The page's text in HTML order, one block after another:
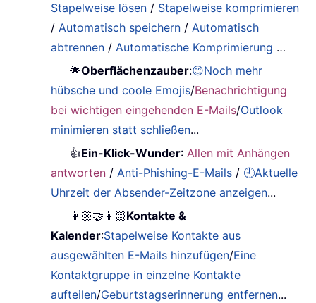
Stapelweise lösen / Stapelweise komprimieren
/Automatisch speichern /Automatisch
abtrennen /Automatische Komprimierung …
🌟Oberflächenzauber:😊Noch mehr
hübsche und coole Emojis/Benachrichtigung
bei wichtigen eingehenden E-Mails/Outlook
minimieren statt schließen...
👍Ein-Klick-Wunder:Allen mit Anhängen
antworten /Anti-Phishing-E-Mails / 🕘Aktuelle
Uhrzeit der Absender-Zeitzone anzeigen...
👩🏼‍🤝‍👩🏻Kontakte &
Kalender:Stapelweise Kontakte aus
ausgewählten E-Mails hinzufügen/Eine
Kontaktgruppe in einzelne Kontakte
aufteilen/Geburtstagserinnerung entfernen...